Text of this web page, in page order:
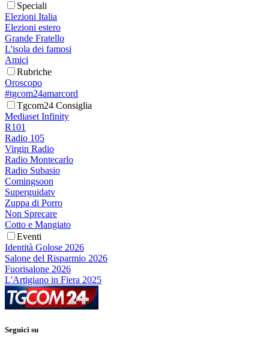
Speciali
Elezioni Italia
Elezioni estero
Grande Fratello
L'isola dei famosi
Amici
Rubriche
Oroscopo
#tgcom24amarcord
Tgcom24 Consiglia
Mediaset Infinity
R101
Radio 105
Virgin Radio
Radio Montecarlo
Radio Subasio
Comingsoon
Superguidatv
Zuppa di Porro
Non Sprecare
Cotto e Mangiato
Eventi
Identità Golose 2026
Salone del Risparmio 2026
Fuorisalone 2026
L'Artigiano in Fiera 2025
Seguici su